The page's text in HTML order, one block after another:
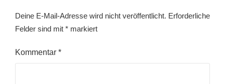
Deine E-Mail-Adresse wird nicht veröffentlicht. Erforderliche
Felder sind mit * markiert
Kommentar *